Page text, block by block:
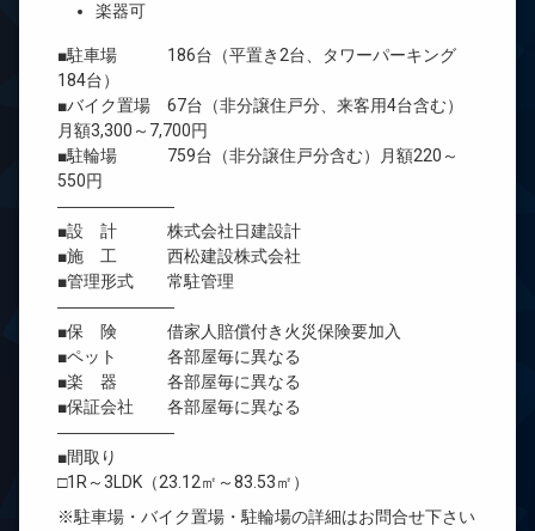
楽器可
■駐車場 186台（平置き2台、タワーパーキング
184台）
■バイク置場 67台（非分譲住戸分、来客用4台含む）
月額3,300～7,700円
■駐輪場 759台（非分譲住戸分含む）月額220～
550円
―――――――
■設 計 株式会社日建設計
■施 工 西松建設株式会社
■管理形式 常駐管理
―――――――
■保 険 借家人賠償付き火災保険要加入
■ペット 各部屋毎に異なる
■楽 器 各部屋毎に異なる
■保証会社 各部屋毎に異なる
―――――――
■間取り
□1R～3LDK（23.12㎡～83.53㎡）
※駐車場・バイク置場・駐輪場の詳細はお問合せ下さい